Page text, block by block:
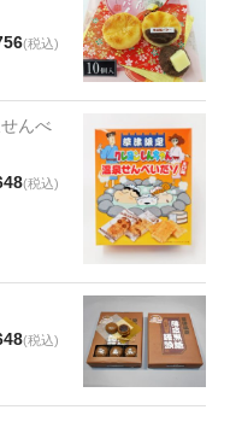
(税込)
んべ
(税込)
(税込)